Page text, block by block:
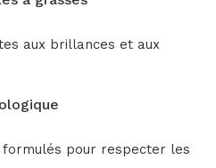
aux brillances et aux
formulés pour respecter les